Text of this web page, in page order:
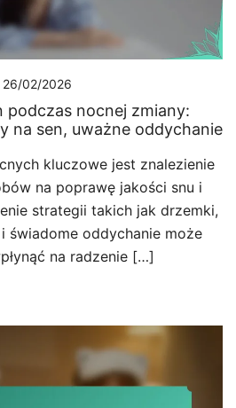
26/02/2026
podczas nocnej zmiany:
na sen, uważne oddychanie
kluczowe jest znalezienie
na poprawę jakości snu i
strategii takich jak drzemki,
świadome oddychanie może
na radzenie […]